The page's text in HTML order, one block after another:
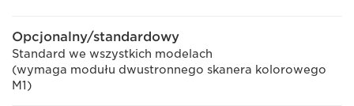
Opcjonalny/standardowy
Standard we wszystkich modelach
(wymaga modułu dwustronnego skanera kolorowego
M1)